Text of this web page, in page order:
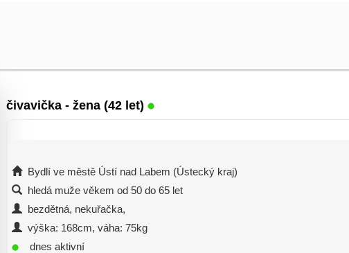
čivavička - žena (42 let)
Bydlí ve městě Ústí nad Labem (Ústecký kraj)
hledá muže věkem od 50 do 65 let
bezdětná, nekuřačka,
výška: 168cm, váha: 75kg
dnes aktivní